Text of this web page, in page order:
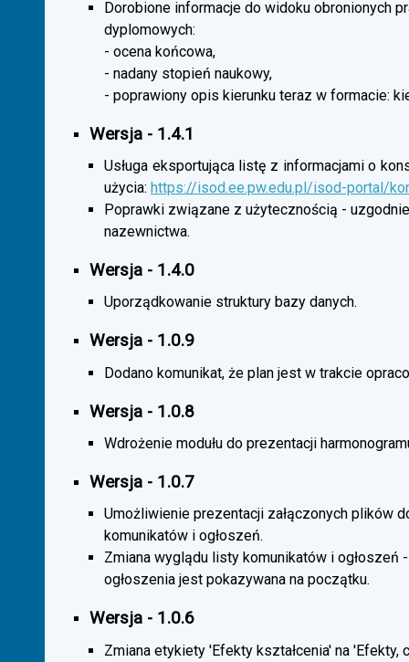
Dorobione informacje do widoku obronionych
dyplomowych:
- ocena końcowa,
- nadany stopień naukowy,
- poprawiony opis kierunku teraz w formacie:
Wersja - 1.4.1
Usługa eksportująca listę z informacjami o
użycia: https://isod.ee.pw.edu.pl/isod-portal/
Poprawki związane z użytecznością -
nazewnictwa.
Wersja - 1.4.0
Uporządkowanie struktury bazy danych.
Wersja - 1.0.9
Dodano komunikat, że plan jest w trakcie
Wersja - 1.0.8
Wdrożenie modułu do prezentacji
Wersja - 1.0.7
Umożliwienie prezentacji załączonych plików
komunikatów i ogłoszeń.
Zmiana wyglądu listy komunikatów i ogłoszeń
ogłoszenia jest pokazywana na początku.
Wersja - 1.0.6
Zmiana etykiety 'Efekty kształcenia' na 'Efekty,